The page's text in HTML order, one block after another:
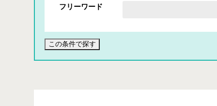
フリーワード